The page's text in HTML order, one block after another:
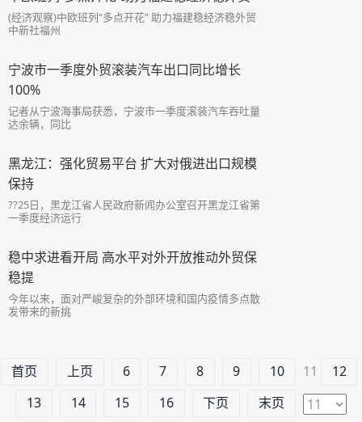
(经济观察)中欧班列“多点开花” 助力福建稳经济稳外贸
中新社福州
宁波市一季度外贸滚装汽车出口同比增长
100%
记者从宁波海事局获悉，宁波市一季度滚装汽车吞吐量
达余辆，同比
黑龙江：强化贸易平台 扩大对俄进出口规模
保持
??25日，黑龙江省人民政府新闻办公室召开黑龙江省第
一季度经济运行
稳中求进看开局 高水平对外开放推动外贸保
稳提
今年以来，面对严峻复杂的外部环境和国内疫情多点散
发带来的新挑
首页 上页 6 7 8 9 10 11
12
13
14 15 16 下页 末页